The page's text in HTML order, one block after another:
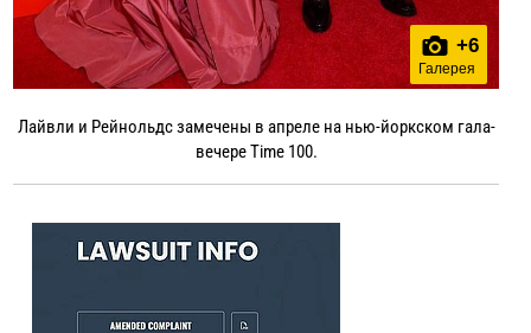
+6
Галерея
Лайвли и Рейнольдс замечены в апреле на нью-йоркском гала-
вечере Time 100.